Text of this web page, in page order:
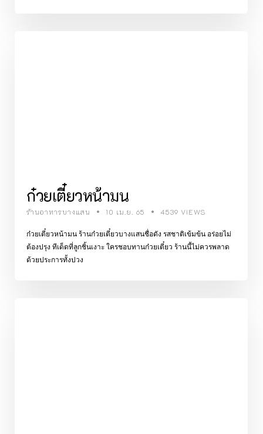
ก๋วยเตี๋ยวหน้ามน
10 เม.ย. 65
ร้านอาหารบางแสน 4539 VIEWS
ก๋วยเตี๋ยวหน้ามน ร้านก๋วยเตี๋ยวบางแสนชื่อดัง รสชาติเข้มข้น อร่อยไม่
ต้องปรุง ทีเด็ดที่ลูกชิ้นเงาะ ใครชอบทานก๋วยเตี๋ยว ร้านนี้ไม่ควรพลาด
ด้วยประการทั้งปวง